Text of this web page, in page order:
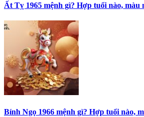
Ất Tỵ 1965 mệnh gì? Hợp tuổi nào, màu
Bính Ngọ 1966 mệnh gì? Hợp tuổi nào,